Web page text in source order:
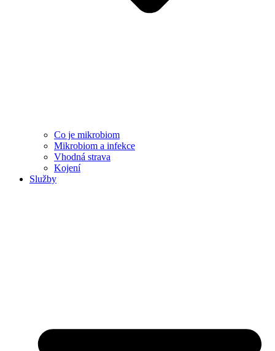
Co je mikrobiom
Mikrobiom a infekce
Vhodná strava
Kojení
Služby